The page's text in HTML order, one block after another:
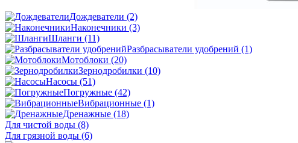
Дождеватели (2)
Наконечники (3)
Шланги (11)
Разбрасыватели удобрений (1)
Мотоблоки (20)
Зернодробилки (10)
Насосы (51)
Погружные (42)
Вибрационные (1)
Дренажные (18)
Для чистой воды (8)
Для грязной воды (6)